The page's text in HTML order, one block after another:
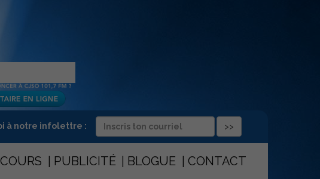
à notre infolettre :
PUBLICITÉ BLOGUE CONTACT